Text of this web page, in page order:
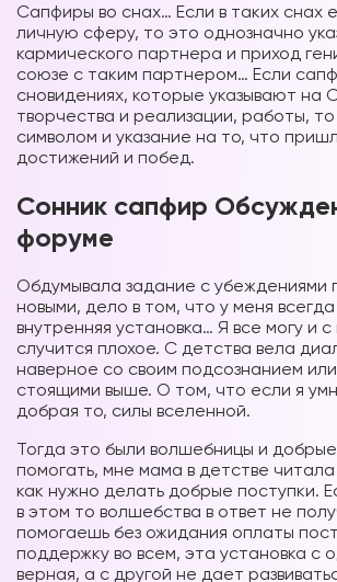
Сапфиры во снах… Если в таких снах
личную сферу, то это однозначно
кармического партнера и приход
союзе с таким партнером… Если
сновидениях, которые указывают на
творчества и реализации, работы, то
символом и указание на то, что
достижений и побед.
Сонник сапфир
форуме
Обдумывала задание с убеждениями
новыми, дело в том, что у меня
внутренняя установка… Я все могу и
случится плохое. С детства вела
наверное со своим подсознанием
стоящими выше. О том, что если я
добрая то, силы вселенной.
Тогда это были волшебницы и
помогать, мне мама в детстве
как нужно делать добрые поступки.
в этом то волшебства в ответ не
помогаешь без ожидания оплаты
поддержку во всем, эта установка с
верная, а с другой не дает